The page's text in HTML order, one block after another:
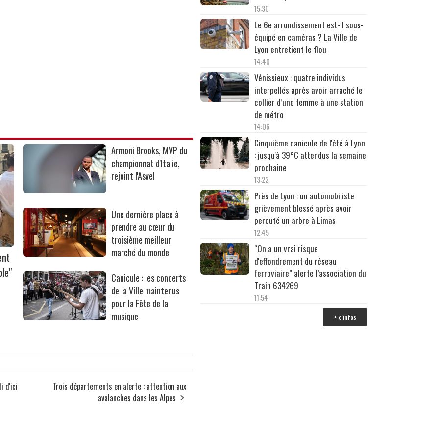
Armoni Brooks, MVP du
championnat d'Italie,
rejoint l'Asvel
Une dernière place à
prendre au cœur du
troisième meilleur
marché du monde
Canicule : les concerts
de la Ville maintenus
pour la Fête de la
musique
d'ici
Trois départements en alerte : attention aux
avalanches dans les Alpes
15:30
Le 6e arrondissement est-il sous-
équipé en caméras ? La Ville de
Lyon entretient le flou
14:40
Vénissieux : quatre individus
interpellés après avoir arraché le
collier d’une femme à une station
de métro
14:06
Cinquième canicule de l'été à Lyon
: jusqu'à 39°C attendus la semaine
prochaine
13:22
Près de Lyon : un automobiliste
grièvement blessé après avoir
percuté un arbre à Limas
12:45
“On a un vrai risque
d'effondrement du réseau
ferroviaire” alerte l’association du
Train 634269
11:54
+ d'infos